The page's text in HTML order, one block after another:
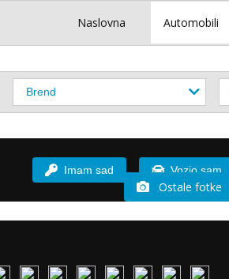
Naslovna Automobili
Imam sad Vozio sam
Ostale fotke